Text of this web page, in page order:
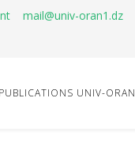
mail@univ-oran1.dz
PUBLICATIONS UNIV-